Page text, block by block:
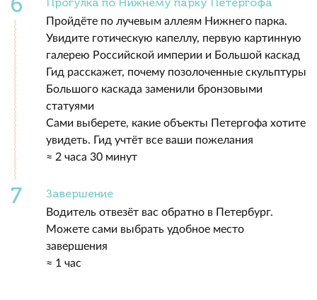
Пройдёте по лучевым аллеям Нижнего парка.
Увидите готическую капеллу, первую картинную
галерею Российской империи и Большой каскад
Гид расскажет, почему позолоченные скульптуры
Большого каскада заменили бронзовыми
статуями
Сами выберете, какие объекты Петергофа хотите
увидеть. Гид учтёт все ваши пожелания
≈ 2 часа 30 минут
Завершение
Водитель отвезёт вас обратно в Петербург.
Можете сами выбрать удобное место
завершения
≈ 1 час